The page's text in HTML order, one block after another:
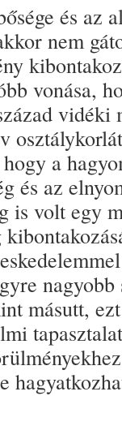
és az
nem
vonása,
vidéki
a
és az
is volt egy
másutt,